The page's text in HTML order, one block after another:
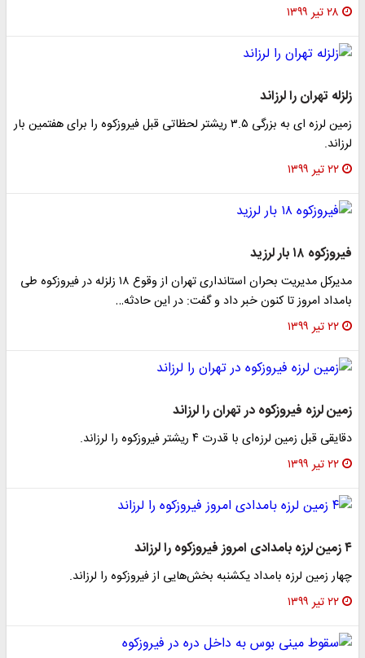
۲۸ تیر ۱۳۹۹
زلزله تهران را لرزاند
زمین لرزه ای به بزرگی ۳.۵ ریشتر لحظاتی قبل فیروزکوه را برای هفتمین بار
لرزاند.
۲۲ تیر ۱۳۹۹
فیروزکوه ۱۸ بار لرزید
مدیرکل مدیریت بحران استانداری تهران از وقوع ۱۸ زلزله در فیروزکوه طی
بامداد امروز تا کنون خبر داد و گفت: در این حادثه…
۲۲ تیر ۱۳۹۹
زمین لرزه فیروزکوه در تهران را لرزاند
دقایقی قبل زمین لرزه‌ای با قدرت ۴ ریشتر فیروزکوه را لرزاند.
۲۲ تیر ۱۳۹۹
۴ زمین لرزه بامدادی امروز فیروزکوه را لرزاند
چهار زمین لرزه بامداد یکشنبه بخش‌هایی از فیروزکوه را لرزاند.
۲۲ تیر ۱۳۹۹